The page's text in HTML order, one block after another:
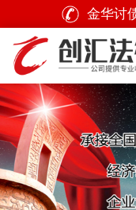
金华讨